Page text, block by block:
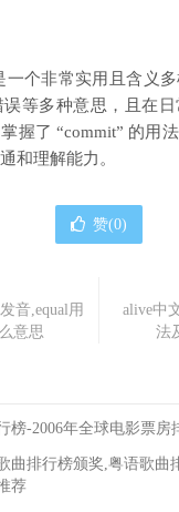
一个非常实用且含义
等多种意思，且在
握了 “commit” 的用
和理解能力。
赞(0)
音,equal用
意思
alive中
法
榜-2006年全球电影票房
曲排行榜颁奖,粤语歌曲
荐